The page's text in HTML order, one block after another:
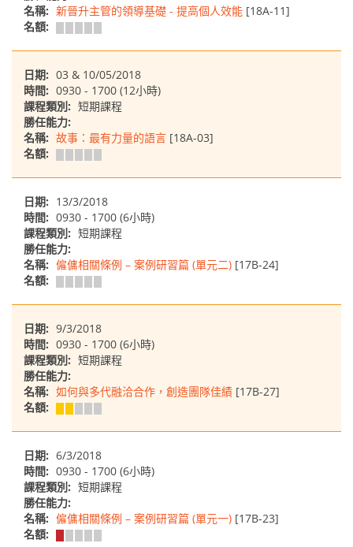
名稱: 新晉升主管的領導基礎 - 提高個人效能 [18A-11]
名額:
日期: 03 & 10/05/2018
時間: 0930 - 1700 (12小時)
課程類別: 短期課程
勝任能力:
名稱: 故事：最有力量的語言 [18A-03]
名額:
日期: 13/3/2018
時間: 0930 - 1700 (6小時)
課程類別: 短期課程
勝任能力:
名稱: 僱傭相關條例 – 案例研習篇 (單元二) [17B-24]
名額:
日期: 9/3/2018
時間: 0930 - 1700 (6小時)
課程類別: 短期課程
勝任能力:
名稱: 如何與多代融洽合作，創造團隊佳績 [17B-27]
名額:
日期: 6/3/2018
時間: 0930 - 1700 (6小時)
課程類別: 短期課程
勝任能力:
名稱: 僱傭相關條例 – 案例研習篇 (單元一) [17B-23]
名額: